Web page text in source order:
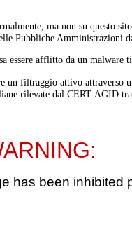
ma non su questo
Pubbliche Amministrazioni
essere afflitto da un
un filtraggio attivo
rilevate dal CERT-AGID
has been